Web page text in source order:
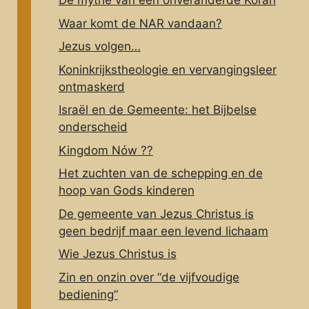
Waar komt de NAR vandaan?
Jezus volgen…
Koninkrijkstheologie en vervangingsleer
ontmaskerd
Israël en de Gemeente: het Bijbelse
onderscheid
Kingdom Nów ??
Het zuchten van de schepping en de
hoop van Gods kinderen
De gemeente van Jezus Christus is
geen bedrijf maar een levend lichaam
Wie Jezus Christus is
Zin en onzin over “de vijfvoudige
bediening”